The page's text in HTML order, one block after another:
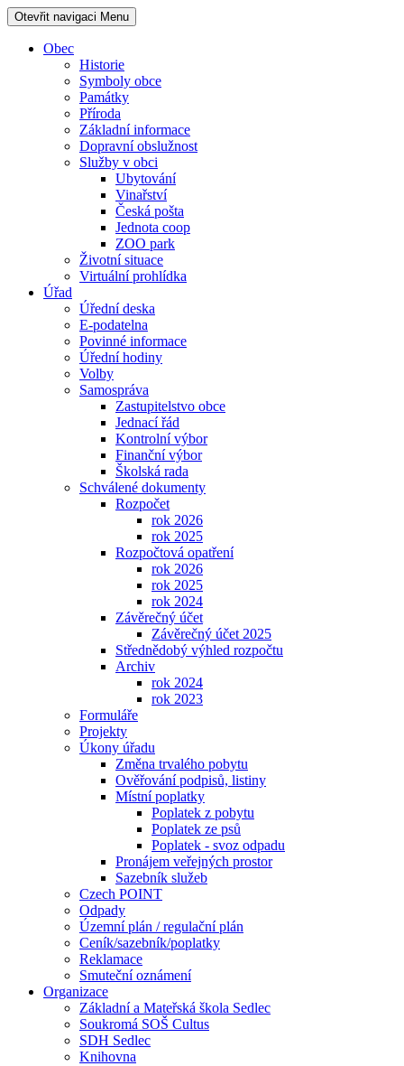
Otevřit navigaci Menu
Obec
Historie
Symboly obce
Památky
Příroda
Základní informace
Dopravní obslužnost
Služby v obci
Ubytování
Vinařství
Česká pošta
Jednota coop
ZOO park
Životní situace
Virtuální prohlídka
Úřad
Úřední deska
E-podatelna
Povinné informace
Úřední hodiny
Volby
Samospráva
Zastupitelstvo obce
Jednací řád
Kontrolní výbor
Finanční výbor
Školská rada
Schválené dokumenty
Rozpočet
rok 2026
rok 2025
Rozpočtová opatření
rok 2026
rok 2025
rok 2024
Závěrečný účet
Závěrečný účet 2025
Střednědobý výhled rozpočtu
Archiv
rok 2024
rok 2023
Formuláře
Projekty
Úkony úřadu
Změna trvalého pobytu
Ověřování podpisů, listiny
Místní poplatky
Poplatek z pobytu
Poplatek ze psů
Poplatek - svoz odpadu
Pronájem veřejných prostor
Sazebník služeb
Czech POINT
Odpady
Územní plán / regulační plán
Ceník/sazebník/poplatky
Reklamace
Smuteční oznámení
Organizace
Základní a Mateřská škola Sedlec
Soukromá SOŠ Cultus
SDH Sedlec
Knihovna